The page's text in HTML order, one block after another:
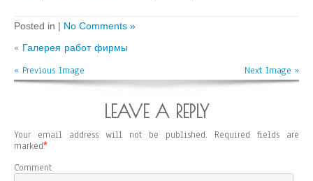
Posted in | No Comments »
« Галерея работ фирмы
« Previous Image
Next Image »
LEAVE A REPLY
Your email address will not be published. Required fields are
marked*
Comment